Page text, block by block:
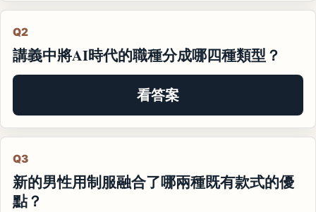
Q2
講義中將AI時代的職種分成哪四種類型？
看答案
Q3
新的男性用制服融合了哪兩種既有款式的優
點？